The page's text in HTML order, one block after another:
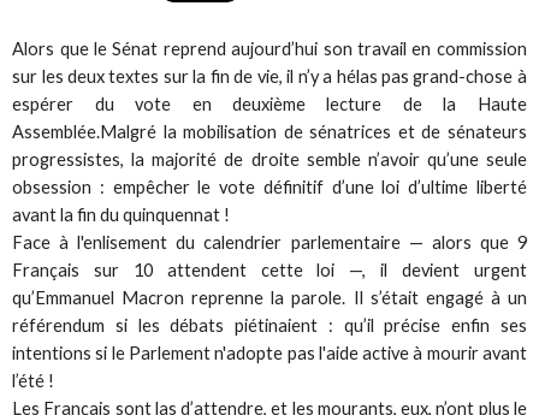
Alors que le Sénat reprend aujourd’hui son travail en commission
sur les deux textes sur la fin de vie, il n’y a hélas pas grand-chose à
espérer du vote en deuxième lecture de la Haute
Assemblée.Malgré la mobilisation de sénatrices et de sénateurs
progressistes, la majorité de droite semble n’avoir qu’une seule
obsession : empêcher le vote définitif d’une loi d’ultime liberté
avant la fin du quinquennat !
Face à l'enlisement du calendrier parlementaire — alors que 9
Français sur 10 attendent cette loi —, il devient urgent
qu’Emmanuel Macron reprenne la parole. Il s’était engagé à un
référendum si les débats piétinaient : qu’il précise enfin ses
intentions si le Parlement n'adopte pas l'aide active à mourir avant
l’été !
Les Français sont las d’attendre, et les mourants, eux, n’ont plus le